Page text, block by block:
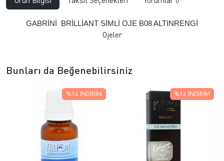
GABRİNİ BRİLLİANT SİMLİ OJE B08 ALTINRENGİ
Ojeler
Bunları da Beğenebilirsiniz
%14 İNDIRIM %14 İNDIRIM